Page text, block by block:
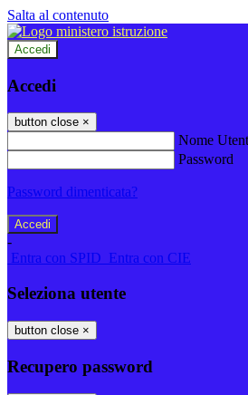
Salta al contenuto
Accedi
Accedi
button close ×
Nome
Password
Password dimenticata?
-
Entra con SPID Entra con CIE
Seleziona utente
button close ×
Recupero password